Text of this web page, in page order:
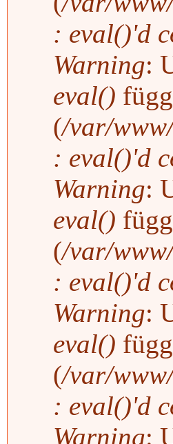
: eval()'d
Warning:
eval()
(/var/
: eval()'d
Warning:
eval()
(/var/
: eval()'d
Warning:
eval()
(/var/
: eval()'d
Warning: